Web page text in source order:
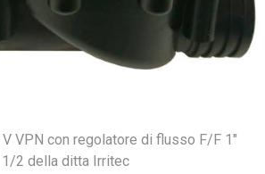
VPN con regolatore di flusso F/F 1"
1/2 della ditta Irritec